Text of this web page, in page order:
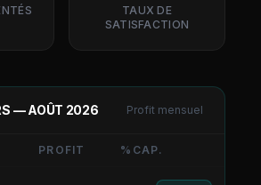
TAUX DE
SATISFACTION
—AOÛT 2026 Profit mensuel
PROFIT % CAP.